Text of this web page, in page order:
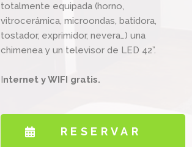
totalmente equipada (horno,
vitrocerámica, microondas, batidora,
tostador, exprimidor, nevera…) una
chimenea y un televisor de LED 42”.
Internet y WIFI gratis.
RESERVAR